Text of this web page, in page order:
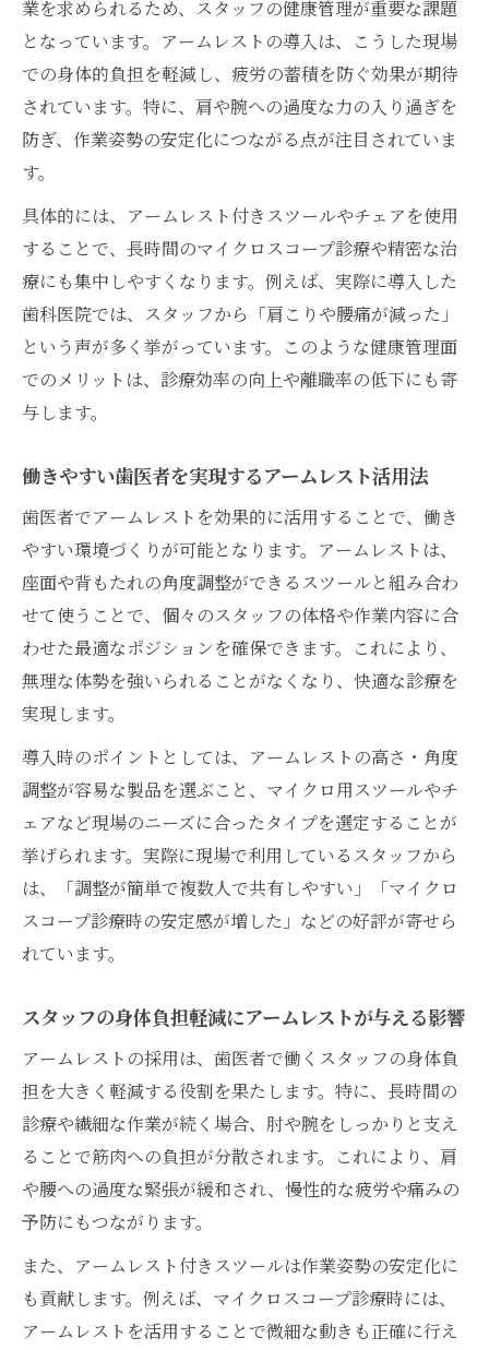
業を求められるため、スタッフの健康管理が重要な課題
となっています。アームレストの導入は、こうした現場
での身体的負担を軽減し、疲労の蓄積を防ぐ効果が期待
されています。特に、肩や腕への過度な力の入り過ぎを
防ぎ、作業姿勢の安定化につながる点が注目されていま
す。
具体的には、アームレスト付きスツールやチェアを使用
することで、長時間のマイクロスコープ診療や精密な治
療にも集中しやすくなります。例えば、実際に導入した
歯科医院では、スタッフから「肩こりや腰痛が減った」
という声が多く挙がっています。このような健康管理面
でのメリットは、診療効率の向上や離職率の低下にも寄
与します。
働きやすい歯医者を実現するアームレスト活用法
歯医者でアームレストを効果的に活用することで、働き
やすい環境づくりが可能となります。アームレストは、
座面や背もたれの角度調整ができるスツールと組み合わ
せて使うことで、個々のスタッフの体格や作業内容に合
わせた最適なポジションを確保できます。これにより、
無理な体勢を強いられることがなくなり、快適な診療を
実現します。
導入時のポイントとしては、アームレストの高さ・角度
調整が容易な製品を選ぶこと、マイクロ用スツールやチ
ェアなど現場のニーズに合ったタイプを選定することが
挙げられます。実際に現場で利用しているスタッフから
は、「調整が簡単で複数人で共有しやすい」「マイクロ
スコープ診療時の安定感が増した」などの好評が寄せら
れています。
スタッフの身体負担軽減にアームレストが与える影響
アームレストの採用は、歯医者で働くスタッフの身体負
担を大きく軽減する役割を果たします。特に、長時間の
診療や繊細な作業が続く場合、肘や腕をしっかりと支え
ることで筋肉への負担が分散されます。これにより、肩
や腰への過度な緊張が緩和され、慢性的な疲労や痛みの
予防にもつながります。
また、アームレスト付きスツールは作業姿勢の安定化に
も貢献します。例えば、マイクロスコープ診療時には、
アームレストを活用することで微細な動きも正確に行え